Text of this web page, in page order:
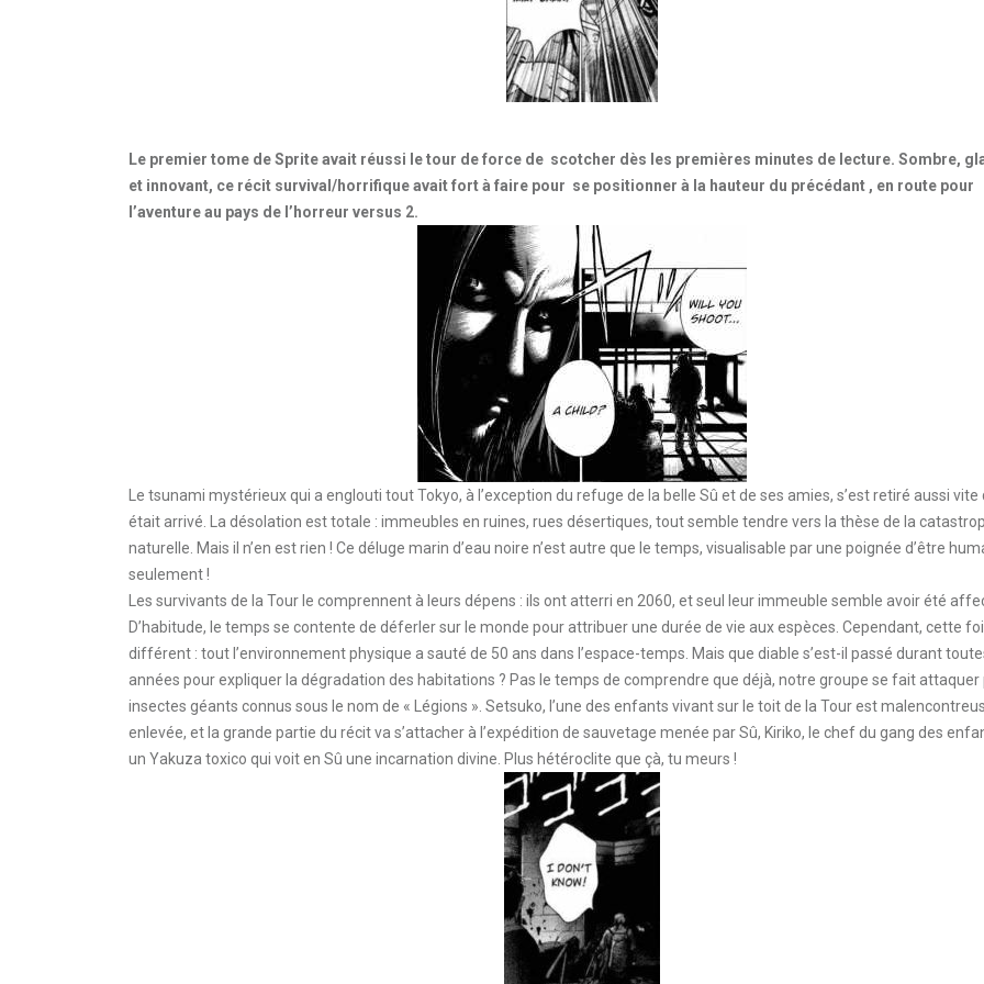
Le premier tome de Sprite avait réussi le tour de force de scotcher dès les premières minutes de lecture. Sombre,
et innovant, ce récit survival/horrifique avait fort à faire pour se positionner à la hauteur du précédant , en route pour
l’aventure au pays de l’horreur versus 2.
Le tsunami mystérieux qui a englouti tout Tokyo, à l’exception du refuge de la belle Sû et de ses amies, s’est retiré aussi vite
était arrivé. La désolation est totale : immeubles en ruines, rues désertiques, tout semble tendre vers la thèse de la
naturelle. Mais il n’en est rien ! Ce déluge marin d’eau noire n’est autre que le temps, visualisable par une poignée d’être
seulement !
Les survivants de la Tour le comprennent à leurs dépens : ils ont atterri en 2060, et seul leur immeuble semble avoir été
D’habitude, le temps se contente de déferler sur le monde pour attribuer une durée de vie aux espèces. Cependant, cette
différent : tout l’environnement physique a sauté de 50 ans dans l’espace-temps. Mais que diable s’est-il passé durant
années pour expliquer la dégradation des habitations ? Pas le temps de comprendre que déjà, notre groupe se fait attaquer
insectes géants connus sous le nom de « Légions ». Setsuko, l’une des enfants vivant sur le toit de la Tour est
enlevée, et la grande partie du récit va s’attacher à l’expédition de sauvetage menée par Sû, Kiriko, le chef du gang des
un Yakuza toxico qui voit en Sû une incarnation divine. Plus hétéroclite que çà, tu meurs !